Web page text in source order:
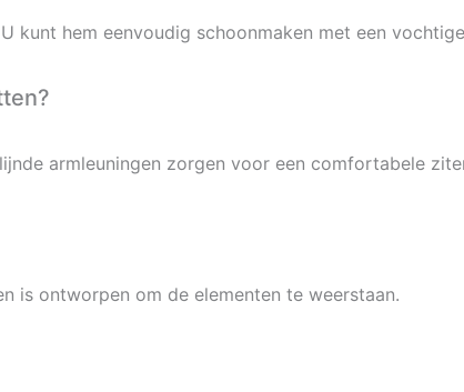
kunt hem eenvoudig schoonmaken met een
armleuningen zorgen voor een comfortabele
is ontworpen om de elementen te weerstaan.